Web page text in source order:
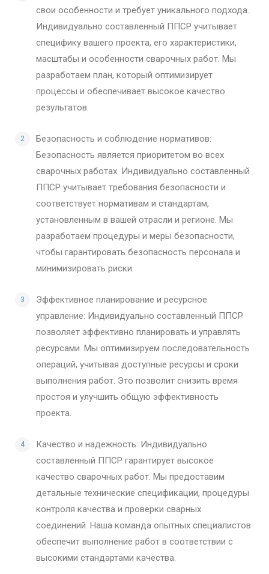
свои особенности и требует уникального подхода.
Индивидуально составленный ППСР учитывает
специфику вашего проекта, его характеристики,
масштабы и особенности сварочных работ. Мы
разработаем план, который оптимизирует
процессы и обеспечивает высокое качество
результатов.
Безопасность и соблюдение нормативов:
Безопасность является приоритетом во всех
сварочных работах. Индивидуально составленный
ППСР учитывает требования безопасности и
соответствует нормативам и стандартам,
установленным в вашей отрасли и регионе. Мы
разработаем процедуры и меры безопасности,
чтобы гарантировать безопасность персонала и
минимизировать риски.
Эффективное планирование и ресурсное
управление: Индивидуально составленный ППСР
позволяет эффективно планировать и управлять
ресурсами. Мы оптимизируем последовательность
операций, учитывая доступные ресурсы и сроки
выполнения работ. Это позволит снизить время
простоя и улучшить общую эффективность
проекта.
Качество и надежность: Индивидуально
составленный ППСР гарантирует высокое
качество сварочных работ. Мы предоставим
детальные технические спецификации, процедуры
контроля качества и проверки сварных
соединений. Наша команда опытных специалистов
обеспечит выполнение работ в соответствии с
высокими стандартами качества.